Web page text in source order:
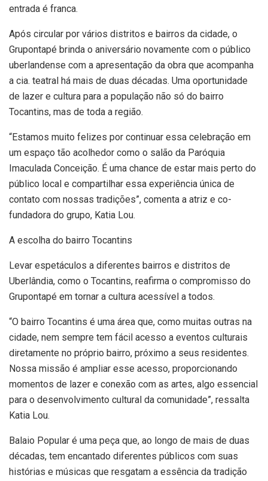
entrada é franca.
Após circular por vários distritos e bairros da cidade, o
Grupontapé brinda o aniversário novamente com o público
uberlandense com a apresentação da obra que acompanha
a cia. teatral há mais de duas décadas. Uma oportunidade
de lazer e cultura para a população não só do bairro
Tocantins, mas de toda a região.
“Estamos muito felizes por continuar essa celebração em
um espaço tão acolhedor como o salão da Paróquia
Imaculada Conceição. É uma chance de estar mais perto do
público local e compartilhar essa experiência única de
contato com nossas tradições”, comenta a atriz e co-
fundadora do grupo, Katia Lou.
A escolha do bairro Tocantins
Levar espetáculos a diferentes bairros e distritos de
Uberlândia, como o Tocantins, reafirma o compromisso do
Grupontapé em tornar a cultura acessível a todos.
“O bairro Tocantins é uma área que, como muitas outras na
cidade, nem sempre tem fácil acesso a eventos culturais
diretamente no próprio bairro, próximo a seus residentes.
Nossa missão é ampliar esse acesso, proporcionando
momentos de lazer e conexão com as artes, algo essencial
para o desenvolvimento cultural da comunidade”, ressalta
Katia Lou.
Balaio Popular é uma peça que, ao longo de mais de duas
décadas, tem encantado diferentes públicos com suas
histórias e músicas que resgatam a essência da tradição